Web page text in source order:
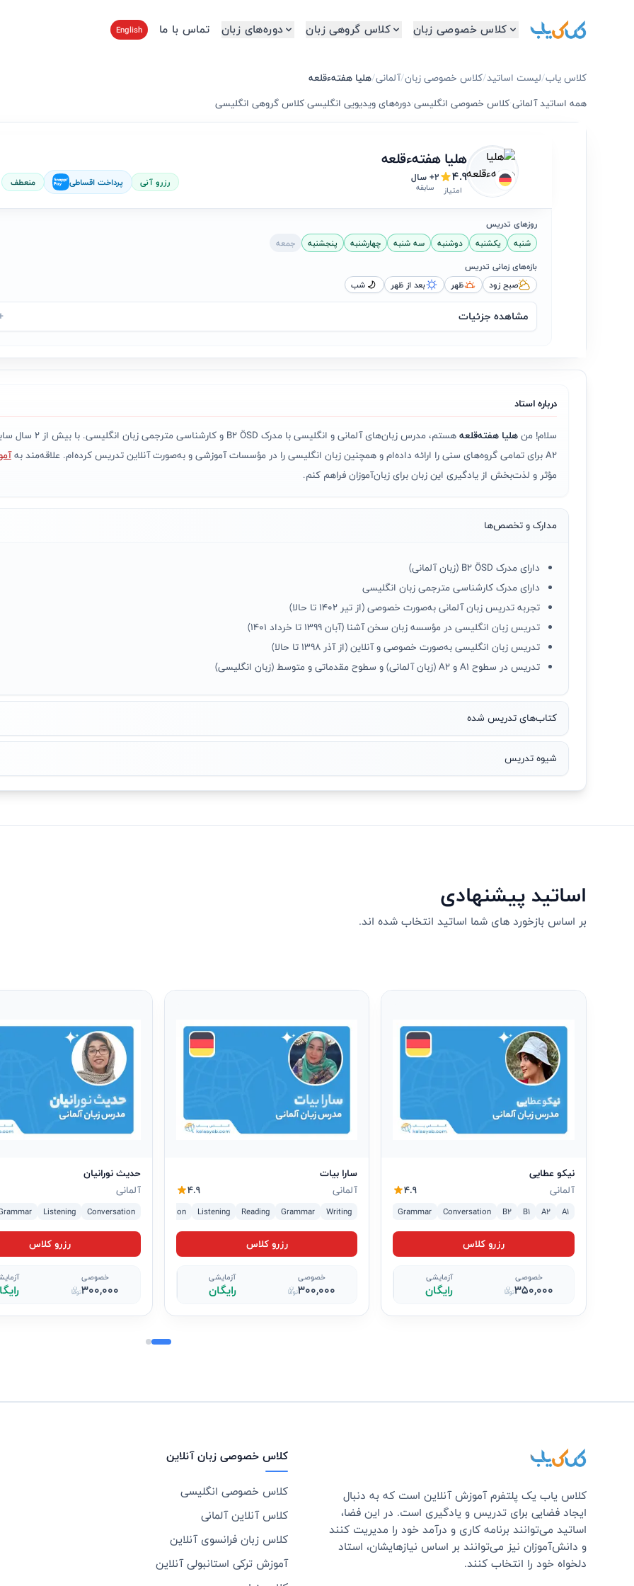
کلاس خصوصی زبان کلاس گروهی زبان دوره‌های زبان تماس با ما English
کلاس یاب/لیست اساتید/کلاس خصوصی زبان/آلمانی/هلیا هفتهءقلعه
همه اساتید آلمانی·کلاس خصوصی انگلیسی·دوره‌های ویدیویی انگلیسی·کلاس گروهی انگلیسی
هلیا هفتهءقلعه
رزرو آنی پرداخت اقساطی منعطف 4.9
امتیاز
2+ سال
سابقه
روزهای تدریس
شنبه
یکشنبه دوشنبه سه شنبه چهارشنبه پنجشنبه
جمعه
بازه‌های زمانی تدریس
صبح زود
ظهر بعد از ظهر شب
مشاهده جزئیات
درباره استاد
سلام! منهلیا هفته‌قلعه
A2 برای تمامی گروه‌های سنی را ارائه داده‌ام و همچنین زبان انگلیسی را در مؤسسات آموزشی و به‌صورت آنلاین تدریس کرده‌ام. علاقه‌مند به
مؤثر و لذت‌بخش از یادگیری این زبان برای زبان‌آموزان فراهم کنم.
مدارک و تخصص‌ها
دارای مدرک B2 ÖSD (زبان آلمانی)
دارای مدرک کارشناسی مترجمی زبان انگلیسی
تجربه تدریس زبان آلمانی به‌صورت خصوصی (از تیر ۱۴۰۲ تا حالا)
تدریس زبان انگلیسی در مؤسسه زبان سخن آشنا (آبان ۱۳۹۹ تا خرداد ۱۴۰۱)
تدریس زبان انگلیسی به‌صورت خصوصی و آنلاین (از آذر ۱۳۹۸ تا حالا)
تدریس در سطوح A1 و A2 (زبان آلمانی) و سطوح مقدماتی و متوسط (زبان انگلیسی)
کتاب‌های تدریس شده
شیوه تدریس
اساتید پیشنهادی
بر اساس بازخورد های شما اساتید انتخاب شده اند.
نیکو عطایی
آلمانی
4.9
A1
A2
B1
B2
Conversation
Grammar
Listening
Writing
رزرو کلاس
خصوصی
350,000
آزمایشی
رایگان
سارا بیات
آلمانی
4.9
Writing
Grammar
Reading
Listening
Conversation
A1
B2
A2
B1
رزرو کلاس
خصوصی
300,000
آزمایشی
رایگان
حدیث نورانیان
آلمانی
Conversation
Listening
رزرو کلاس
خصوصی
300,000
کلاس یاب یک پلتفرم آموزش آنلاین است که به دنبال
ایجاد فضایی برای تدریس و یادگیری است. در این فضا،
اساتید می‌توانند برنامه کاری و درآمد خود را مدیریت کنند
و دانش‌آموزان نیز می‌توانند بر اساس نیازهایشان، استاد
دلخواه خود را انتخاب کنند.
کلاس خصوصی زبان آنلاین
کلاس خصوصی انگلیسی
کلاس آنلاین آلمانی
کلاس زبان فرانسوی آنلاین
آموزش ترکی استانبولی آنلاین